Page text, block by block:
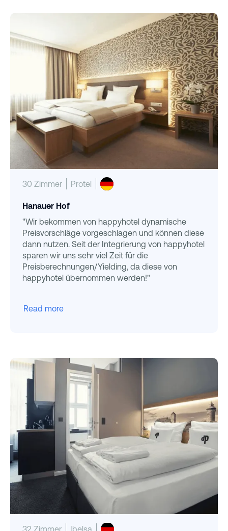
30 Zimmer Protel
Hanauer Hof
"Wir bekommen von happyhotel dynamische
Preisvorschläge vorgeschlagen und können diese
dann nutzen. Seit der Integrierung von happyhotel
sparen wir uns sehr viel Zeit für die
Preisberechnungen/Yielding, da diese von
happyhotel übernommen werden!"
Read more
32 Zimmer Ibelsa